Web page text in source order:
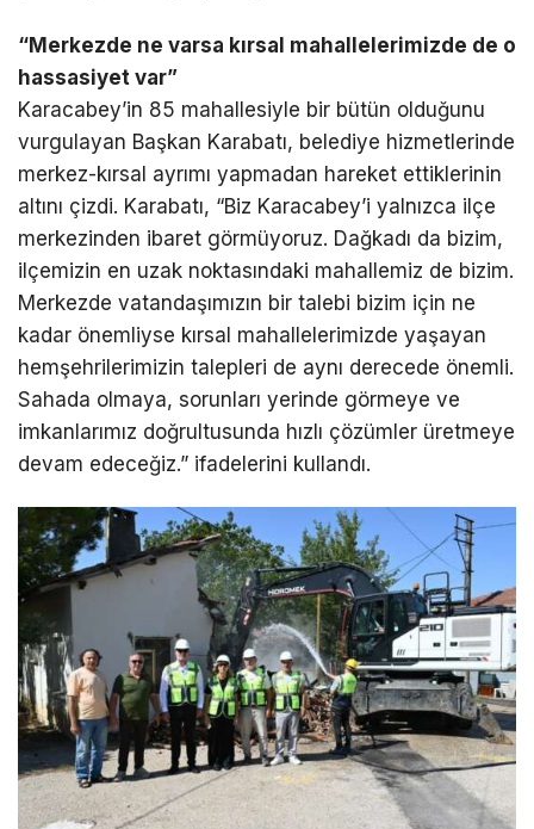
“Merkezde ne varsa kırsal mahallelerimizde de o
hassasiyet var”
Karacabey’in 85 mahallesiyle bir bütün olduğunu
vurgulayan Başkan Karabatı, belediye hizmetlerinde
merkez-kırsal ayrımı yapmadan hareket ettiklerinin
altını çizdi. Karabatı, “Biz Karacabey’i yalnızca ilçe
merkezinden ibaret görmüyoruz. Dağkadı da bizim,
ilçemizin en uzak noktasındaki mahallemiz de bizim.
Merkezde vatandaşımızın bir talebi bizim için ne
kadar önemliyse kırsal mahallelerimizde yaşayan
hemşehrilerimizin talepleri de aynı derecede önemli.
Sahada olmaya, sorunları yerinde görmeye ve
imkanlarımız doğrultusunda hızlı çözümler üretmeye
devam edeceğiz.” ifadelerini kullandı.